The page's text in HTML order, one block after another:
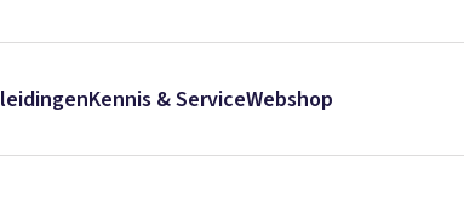
Kennis & ServiceWebshop